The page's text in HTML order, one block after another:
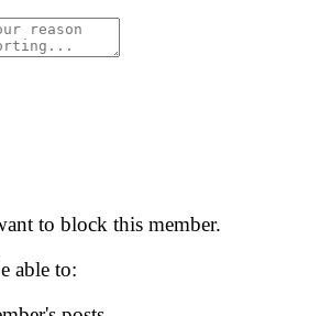
to block this member.
able to: